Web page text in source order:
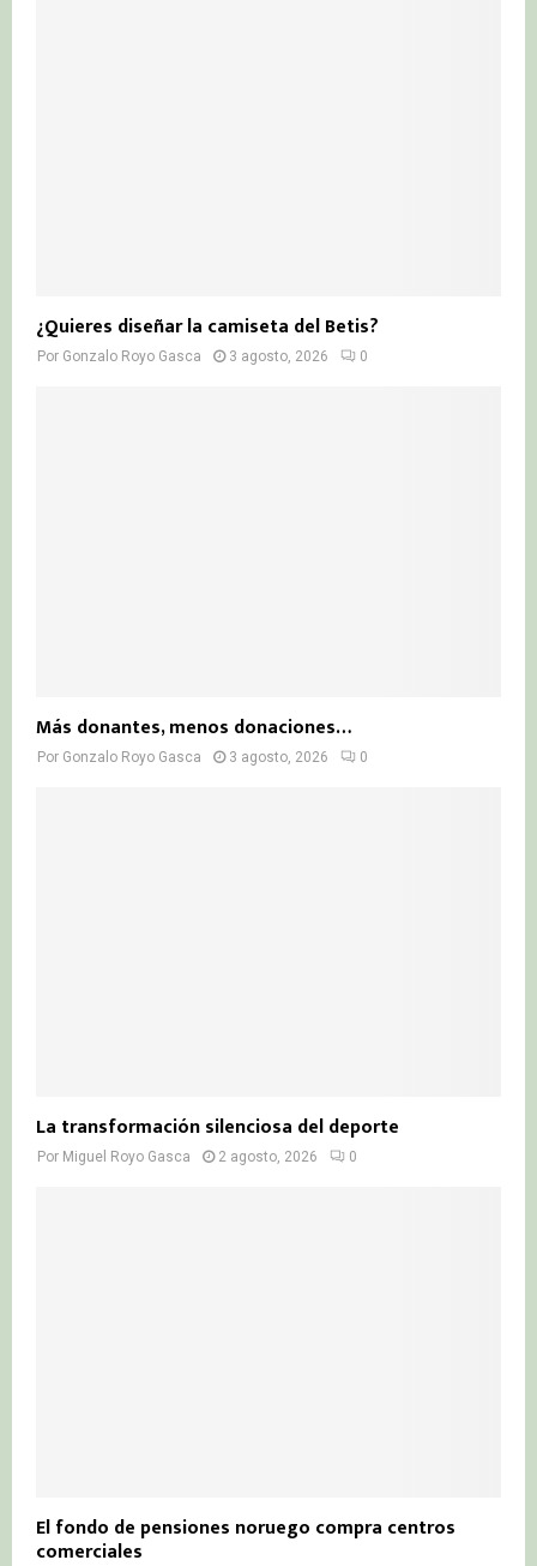
¿Quieres diseñar la camiseta del Betis?
Por Gonzalo Royo Gasca 3 agosto, 2026 0
Más donantes, menos donaciones…
Por Gonzalo Royo Gasca 3 agosto, 2026 0
La transformación silenciosa del deporte
Por Miguel Royo Gasca 2 agosto, 2026 0
El fondo de pensiones noruego compra centros
comerciales